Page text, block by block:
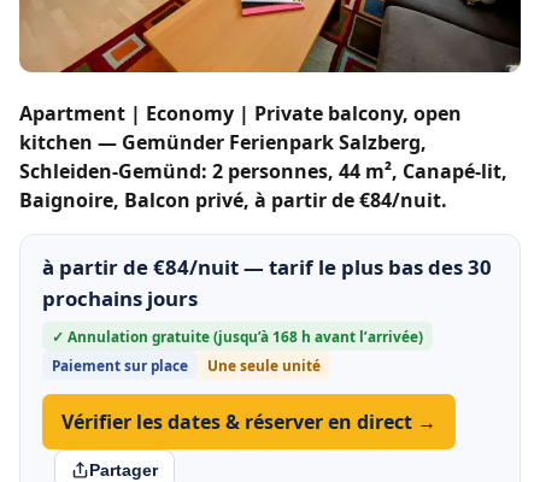
Apartment | Economy | Private balcony, open
kitchen — Gemünder Ferienpark Salzberg,
Schleiden-Gemünd: 2 personnes, 44 m², Canapé-lit,
Baignoire, Balcon privé, à partir de €84/nuit.
à partir de €84/nuit — tarif le plus bas des 30
prochains jours
✓ Annulation gratuite (jusqu’à 168 h avant l’arrivée)
Paiement sur place
Une seule unité
Vérifier les dates & réserver en direct →
Partager